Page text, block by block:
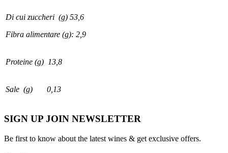
Di cui zuccheri (g) 53,6
Fibra alimentare (g): 2,9
Proteine (g) 13,8
Sale (g) 0,13
SIGN UP JOIN NEWSLETTER
Be first to know about the latest wines & get exclusive offers.